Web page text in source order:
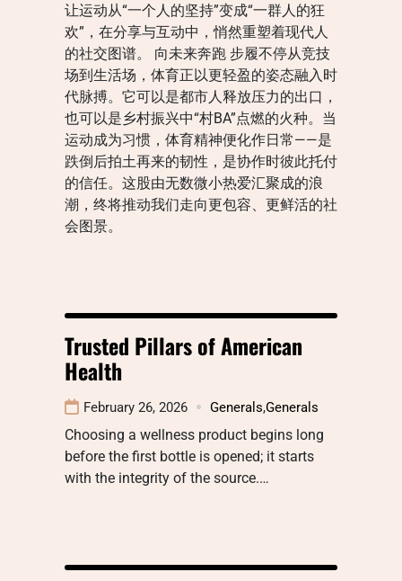
让运动从“一个人的坚持”变成“一群人的狂
欢”，在分享与互动中，悄然重塑着现代人
的社交图谱。 向未来奔跑 步履不停从竞技
场到生活场，体育正以更轻盈的姿态融入时
代脉搏。它可以是都市人释放压力的出口，
也可以是乡村振兴中“村BA”点燃的火种。当
运动成为习惯，体育精神便化作日常——是
跌倒后拍土再来的韧性，是协作时彼此托付
的信任。这股由无数微小热爱汇聚成的浪
潮，终将推动我们走向更包容、更鲜活的社
会图景。
Trusted Pillars of American
Health
February 26, 2026 Generals,Generals
Choosing a wellness product begins long
before the first bottle is opened; it starts
with the integrity of the source.…